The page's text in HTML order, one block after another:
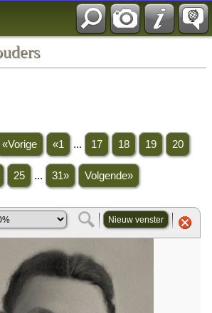
«Vorige «1 ... 17 18 19 20
25 ... 31» Volgende»